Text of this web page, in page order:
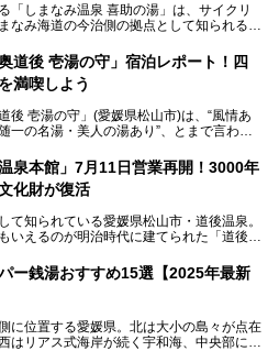
「しまなみ温泉 喜助の湯」は、サイクリ
なみ海道の今治側の拠点として知られる人
車ロッカーや工具、給水サービスなど、旅
たっぷり。お風呂は内湯から半露天、サウ
広々空間。泉質も温度もバリエーション豊
厳選してお届けします。読めばきっと、行
違いなし！
道後 壱湯の守」宿泊レポート！四
満喫しよう
後 壱湯の守」(愛媛県松山市)は、“風情あ
一の名湯・美人の湯あり”、とまで言われ
生活から隔離された非日常感を味わえま
ィ温泉ライターである筆者自ら宿泊し、名
翠明の湯」の全浴槽をご紹介。また、パブ
します！
泉本館」7月11日営業再開！3000年
化財が復活
て知られている愛媛県松山市・道後温泉。
いえるのが明治時代に建てられた「道後温
が終わり、いよいよ2024年7月11日から
ります。
ー銭湯おすすめ15選【2025年最新
に位置する愛媛県。北は大小の島々が点在
はリアス式海岸が続く宇和海、中央部には